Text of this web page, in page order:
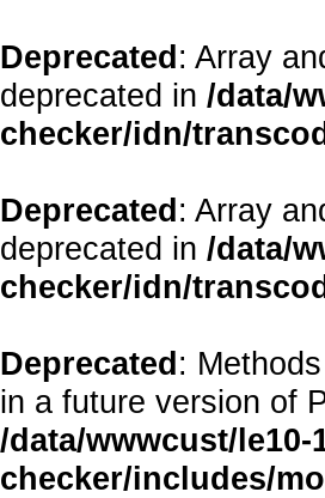
Deprecated: Array
deprecated in /data/
checker/idn/
Deprecated: Array
deprecated in /data/
checker/idn/
Deprecated:
in a future version of
/data/wwwcust/
checker/includes/